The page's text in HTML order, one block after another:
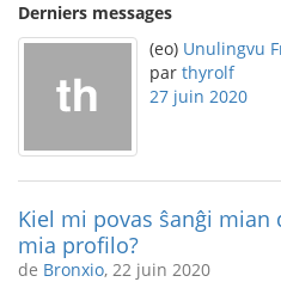
Derniers messages
(eo) Unulingvu
par thyrolf
27 juin 2020
Kiel mi povas ŝanĝi mian
mia profilo?
de Bronxio, 22 juin 2020